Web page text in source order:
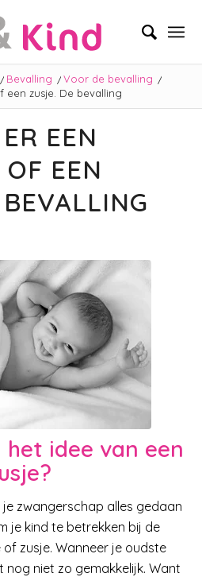
/ Bevalling / Voor de bevalling /
een zusje. De bevalling
EEN
EEN
idee van een
zwangerschap alles gedaan
je kind te betrekken bij de
zusje. Wanneer je oudste
nog niet zo gemakkelijk. Want